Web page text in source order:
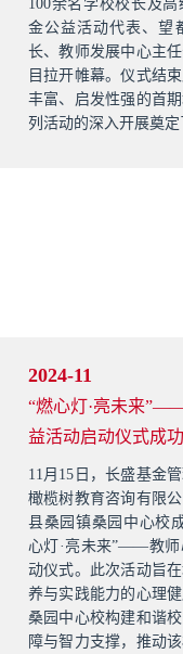
100余名学校校长及
金公益活动代表、望
长、教师发展中心主
目拉开帷幕。仪式结
丰富、启发性强的首
列活动的深入开展奠
2024-11
“燃心灯·亮未来
益活动启动仪式成
11月15日，长盛基金
橄榄树教育咨询有限
县桑园镇桑园中心校
心灯·亮未来”——教师
动仪式。此次活动旨
养与实践能力的心理
桑园中心校构建和谐
障与智力支撑，推动